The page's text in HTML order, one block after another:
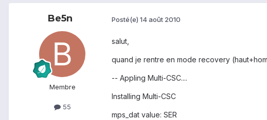
Be5n
Membre
55
Posté(e) 14 août 2010
salut,
quand je rentre en mode recovery
-- Appling Multi-CSC....
Installing Multi-CSC
mps_dat value: SER